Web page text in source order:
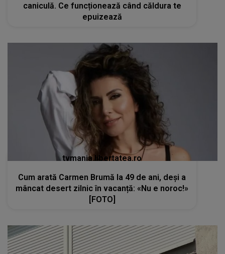
caniculă. Ce funcționează când căldura te
epuizează
tvmania.libertatea.ro
Cum arată Carmen Brumă la 49 de ani, deși a
mâncat desert zilnic în vacanță: «Nu e noroc!»
[FOTO]